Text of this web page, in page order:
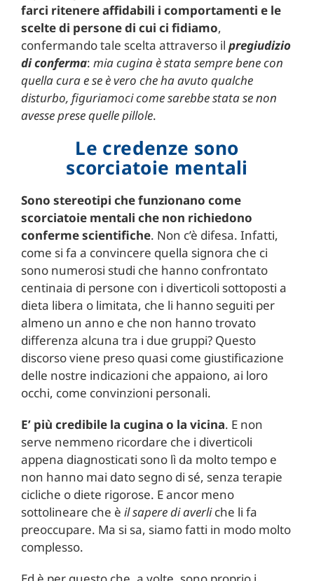
farci ritenere affidabili i comportamenti e le
scelte di persone di cui ci fidiamo,
confermando tale scelta attraverso il pregiudizio
di conferma: mia cugina è stata sempre bene con
quella cura e se è vero che ha avuto qualche
disturbo, figuriamoci come sarebbe stata se non
avesse prese quelle pillole.
Le credenze sono
scorciatoie mentali
Sono stereotipi che funzionano come
scorciatoie mentali che non richiedono
conferme scientifiche. Non c’è difesa. Infatti,
come si fa a convincere quella signora che ci
sono numerosi studi che hanno confrontato
centinaia di persone con i diverticoli sottoposti a
dieta libera o limitata, che li hanno seguiti per
almeno un anno e che non hanno trovato
differenza alcuna tra i due gruppi? Questo
discorso viene preso quasi come giustificazione
delle nostre indicazioni che appaiono, ai loro
occhi, come convinzioni personali.
E’ più credibile la cugina o la vicina. E non
serve nemmeno ricordare che i diverticoli
appena diagnosticati sono lì da molto tempo e
non hanno mai dato segno di sé, senza terapie
cicliche o diete rigorose. E ancor meno
sottolineare che è il sapere di averliche li fa
preoccupare. Ma si sa, siamo fatti in modo molto
complesso.